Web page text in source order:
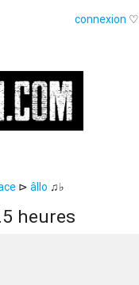
connexion ♡
⊳ âllo ♫♭
heures